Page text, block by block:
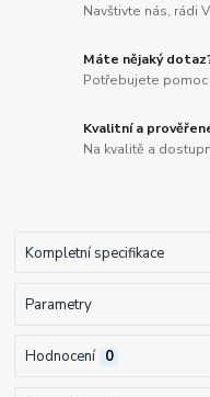
Navštivte nás, rádi
Máte nějaký
Potřebujete pomoc
Kvalitní a
Na kvalitě a
Kompletní specifikace
Parametry
Hodnocení 0